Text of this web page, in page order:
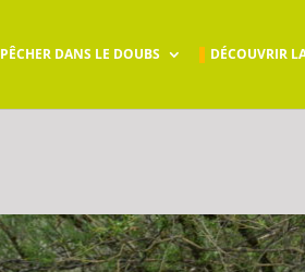
PÊCHER DANS LE DOUBS DÉCOUVRIR